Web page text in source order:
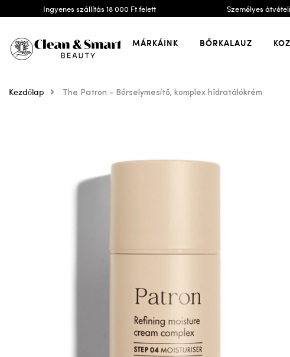
Ingyenes szállítás 18 000 Ft felett Személyes
MÁRKÁINK BŐRKALAUZ
Kezdőlap The Patron - Bőrselymesítő, komplex hidratálókrém